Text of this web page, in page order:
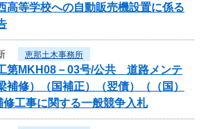
高等学校への自動販売機設置に係る
恵那土木事務所
第MKH08－03号/公共 道路メンテ
補修）（国補正）（翌債）（（国）
工事に関する一般競争入札